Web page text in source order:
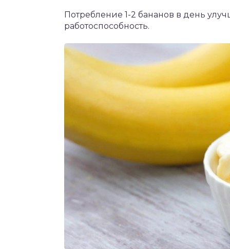
Потребление 1-2 бананов в день
работоспособность.